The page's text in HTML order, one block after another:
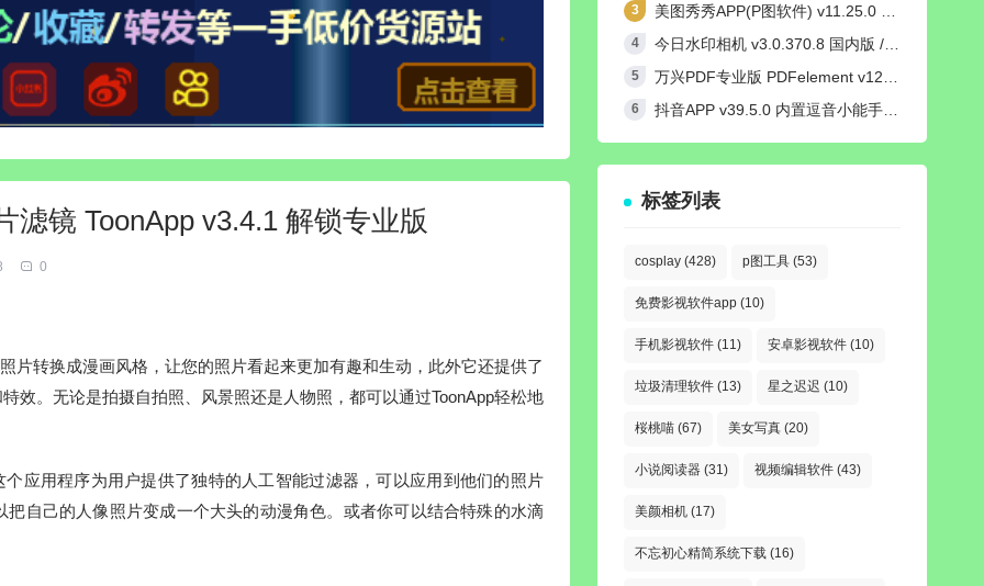
镜 ToonApp v3.4.1 解锁专业版
0
片转换成漫画风格，让您的照片看起来更加有趣和生动，此外它还提供了
效。无论是拍摄自拍照、风景照还是人物照，都可以通过ToonApp轻松地
应用程序为用户提供了独特的人工智能过滤器，可以应用到他们的照片
自己的人像照片变成一个大头的动漫角色。或者你可以结合特殊的水滴
美图秀秀APP(P图软件) v11.25.0 去广告永久VIP解锁版
今日水印相机 v3.0.370.8 国内版 / v4.2.3 国际版 Timemark高级VIP会员解锁版
万兴PDF专业版 PDFelement v12.1.24 中文绿色完整版
抖音APP v39.5.0 内置逗音小能手模块去广告无水印纯净版
标签列表
cosplay (428) p图工具 (53)
免费影视软件app (10)
手机影视软件 (11) 安卓影视软件 (10)
垃圾清理软件 (13) 星之迟迟 (10)
桜桃喵 (67) 美女写真 (20)
小说阅读器 (31) 视频编辑软件 (43)
美颜相机 (17)
不忘初心精简系统下载 (16)